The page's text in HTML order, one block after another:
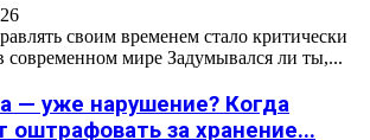
своим временем стало критически
мире Задумывался ли ты,...
— уже нарушение? Когда
оштрафовать за хранение...